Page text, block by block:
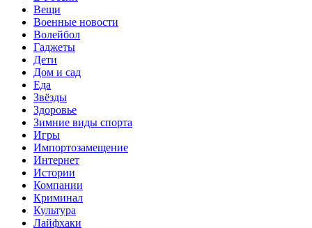
Вещи
Военные новости
Волейбол
Гаджеты
Дети
Дом и сад
Еда
Звёзды
Здоровье
Зимние виды спорта
Игры
Импортозамещение
Интернет
Истории
Компании
Криминал
Культура
Лайфхаки